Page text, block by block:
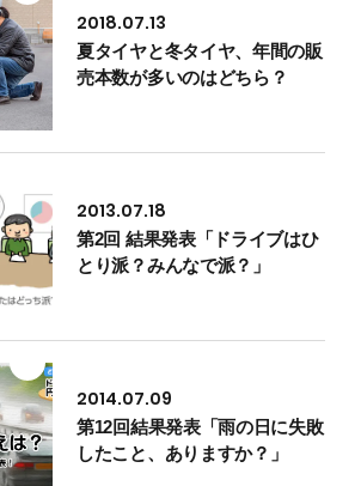
2018.07.13
夏タイヤと冬タイヤ、年間の販
売本数が多いのはどちら？
2013.07.18
第2回 結果発表「ドライブはひ
とり派？みんなで派？」
2014.07.09
第12回結果発表「雨の日に失敗
したこと、ありますか？」